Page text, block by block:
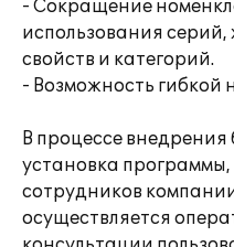
- Сокращение
использования серий,
свойств и категорий.
- Возможность гибкой
В процессе
установка
сотрудников
осуществляется